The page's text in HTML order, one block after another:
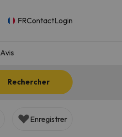
FRContactLogin
Avis
Rechercher
Enregistrer